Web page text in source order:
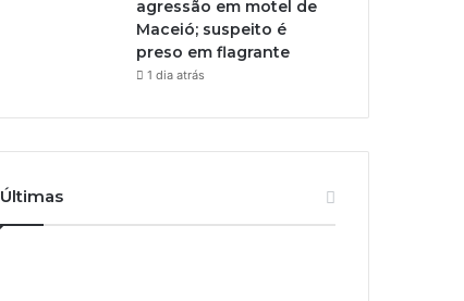
agressão em motel de
Maceió; suspeito é
preso em flagrante
1 dia atrás
Últimas